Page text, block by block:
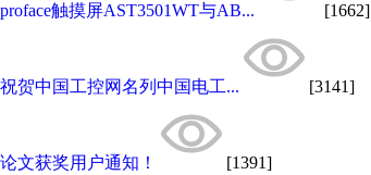
proface触摸屏AST3501WT与AB... [1662]
祝贺中国工控网名列中国电工... [3141]
论文获奖用户通知！ [1391]